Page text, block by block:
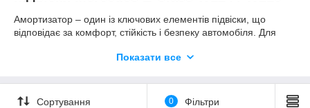
Амортизатор – один із ключових елементів підвіски, що
відповідає за комфорт, стійкість і безпеку автомобіля. Для
Mercedes-Benz E-Class W210 (1995–2003 рр.) передні та
двигуна та комплектації (Classic, Elegance, Avantgarde).и.
Показати все
Сортування 0 Фільтри